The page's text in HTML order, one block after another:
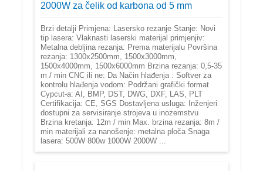
2000W za čelik od karbona od 5 mm
Brzi detalji Primjena: Lasersko rezanje Stanje: Novi
tip lasera: Vlaknasti laserski materijal primjenjiv:
Metalna debljina rezanja: Prema materijalu Površina
rezanja: 1300x2500mm, 1500x3000mm,
1500x4000mm, 1500x6000mm Brzina rezanja: 0,5-35
m / min CNC ili ne: Da Način hlađenja : Softver za
kontrolu hlađenja vodom: Podržani grafički format
Cypcut-a: AI, BMP, DST, DWG, DXF, LAS, PLT
Certifikacija: CE, SGS Dostavljena usluga: Inženjeri
dostupni za servisiranje strojeva u inozemstvu
Brzina kretanja: 12m / min Max. brzina rezanja: 8m /
min materijali za nanošenje: metalna ploča Snaga
lasera: 500W 800w 1000W 2000W ...